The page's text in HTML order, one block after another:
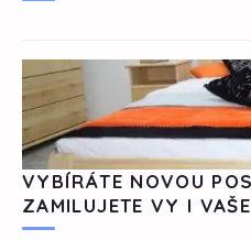
VYBÍRÁTE NOVOU
ZAMILUJETE VY I